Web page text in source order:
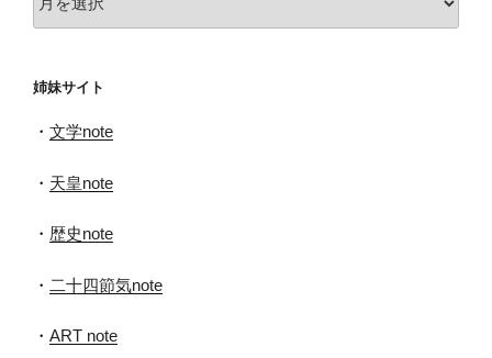
ー
ブ
姉妹サイト
・ 文学note
・ 天皇note
・ 歴史note
・ 二十四節気note
・ ART note